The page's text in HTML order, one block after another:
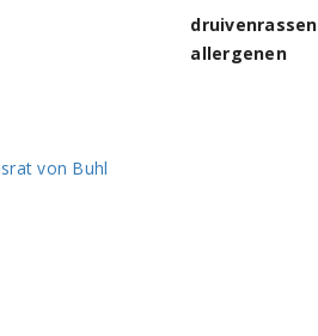
von Buhl
druivenrassen
allergenen